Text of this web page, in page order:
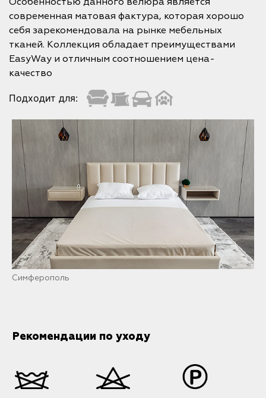
современная матовая фактура, которая хорошо
себя зарекомендовала на рынке мебельных
тканей. Коллекция обладает преимуществами
EasyWay и отличным соотношением цена-
качество
Подходит для:
Симферополь
Рекомендации по уходу